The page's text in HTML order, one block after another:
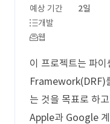
예상 기간
2일
개발
웹
이 프로젝트는 파
Framework(DRF)
는 것을 목표로 하
Apple과 Google